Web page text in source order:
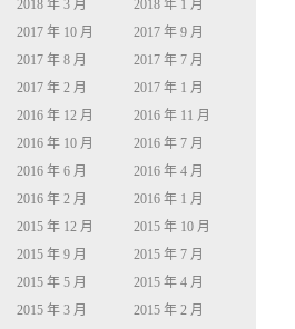
2018 年 3 月
2018 年 1 月
2017 年 10 月
2017 年 9 月
2017 年 8 月
2017 年 7 月
2017 年 2 月
2017 年 1 月
2016 年 12 月
2016 年 11 月
2016 年 10 月
2016 年 7 月
2016 年 6 月
2016 年 4 月
2016 年 2 月
2016 年 1 月
2015 年 12 月
2015 年 10 月
2015 年 9 月
2015 年 7 月
2015 年 5 月
2015 年 4 月
2015 年 3 月
2015 年 2 月